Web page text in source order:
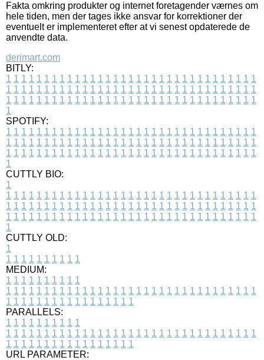
Fakta omkring produkter og internet foretagender værnes om
hele tiden, men der tages ikke ansvar for korrektioner der
eventuelt er implementeret efter at vi senest opdaterede de
anvendte data.
derimart.com
BITLY:
1 1 1 1 1 1 1 1 1 1 1 1 1 1 1 1 1 1 1 1 1 1 1 1 1 1 1 1 1 1 1 1 1
1 1 1 1 1 1 1 1 1 1 1 1 1 1 1 1 1 1 1 1 1 1 1 1 1 1 1 1 1 1 1 1 1
1 1 1 1 1 1 1 1 1 1 1 1 1 1 1 1 1 1 1 1 1 1 1 1 1 1 1 1 1 1 1 1 1
1
SPOTIFY:
1 1 1 1 1 1 1 1 1 1 1 1 1 1 1 1 1 1 1 1 1 1 1 1 1 1 1 1 1 1 1 1 1
1 1 1 1 1 1 1 1 1 1 1 1 1 1 1 1 1 1 1 1 1 1 1 1 1 1 1 1 1 1 1 1 1
1 1 1 1 1 1 1 1 1 1 1 1 1 1 1 1 1 1 1 1 1 1 1 1 1 1 1 1 1 1 1 1 1
1
CUTTLY BIO:
1
1 1 1 1 1 1 1 1 1 1 1 1 1 1 1 1 1 1 1 1 1 1 1 1 1 1 1 1 1 1 1 1 1
1 1 1 1 1 1 1 1 1 1 1 1 1 1 1 1 1 1 1 1 1 1 1 1 1 1 1 1 1 1 1 1 1
1 1 1 1 1 1 1 1 1 1 1 1 1 1 1 1 1 1 1 1 1 1 1 1 1 1 1 1 1 1 1 1 1
1
CUTTLY OLD:
1
1 1 1 1 1 1 1 1 1 1
MEDIUM:
1 1 1 1 1 1 1 1 1 1
1 1 1 1 1 1 1 1 1 1 1 1 1 1 1 1 1 1 1 1 1 1 1 1 1 1 1 1 1 1 1 1 1
1 1 1 1 1 1 1 1 1 1 1 1 1 1 1 1 1
PARALLELS:
1 1 1 1 1 1 1 1 1 1
1 1 1 1 1 1 1 1 1 1 1 1 1 1 1 1 1 1 1 1 1 1 1 1 1 1 1 1 1 1 1 1 1
1 1 1 1 1 1 1 1 1 1 1 1 1 1 1 1 1
URL PARAMETER: